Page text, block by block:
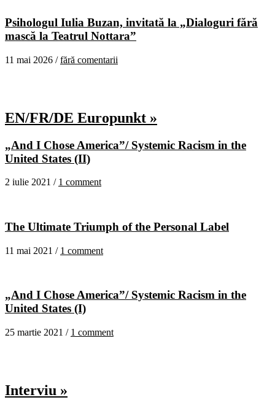
Psihologul Iulia Buzan, invitată la „Dialoguri fără
mască la Teatrul Nottara”
11 mai 2026 /fără comentarii
EN/FR/DE Europunkt »
„And I Chose America”/ Systemic Racism in the
United States (II)
2 iulie 2021 / 1 comment
The Ultimate Triumph of the Personal Label
11 mai 2021 / 1 comment
„And I Chose America”/ Systemic Racism in the
United States (I)
25 martie 2021 / 1 comment
Interviu »